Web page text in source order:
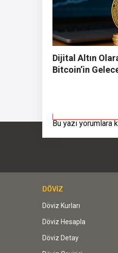
Dijital Altın
Bitcoin’in
Bu yazı yorumlara
DÖVİZ
Döviz Kurları
Döviz Hesapla
Döviz Detay